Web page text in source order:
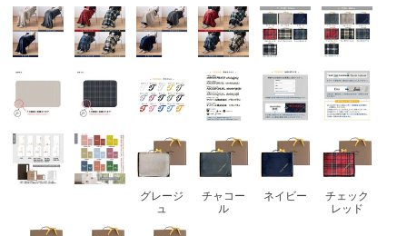
グレージ
ュ
チャコー
ル
ネイビー
チェック
レッド